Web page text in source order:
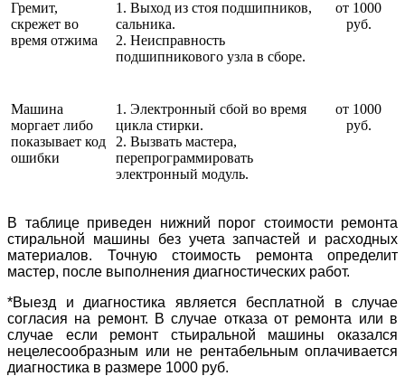
Гремит,
скрежет во
время отжима
1. Выход из стоя подшипников,
сальника.
2. Неисправность
подшипникового узла в сборе.
от 1000
руб.
Машина
моргает либо
показывает код
ошибки
1. Электронный сбой во время
цикла стирки.
2. Вызвать мастера,
перепрограммировать
электронный модуль.
от 1000
руб.
В таблице приведен нижний порог стоимости ремонта
стиральной машины без учета запчастей и расходных
материалов. Точную стоимость ремонта определит
мастер, после выполнения диагностических работ.
*Выезд и диагностика является бесплатной в случае
согласия на ремонт. В случае отказа от ремонта или в
случае если ремонт стьиральной машины оказался
нецелесообразным или не рентабельным оплачивается
диагностика в размере 1000 руб.